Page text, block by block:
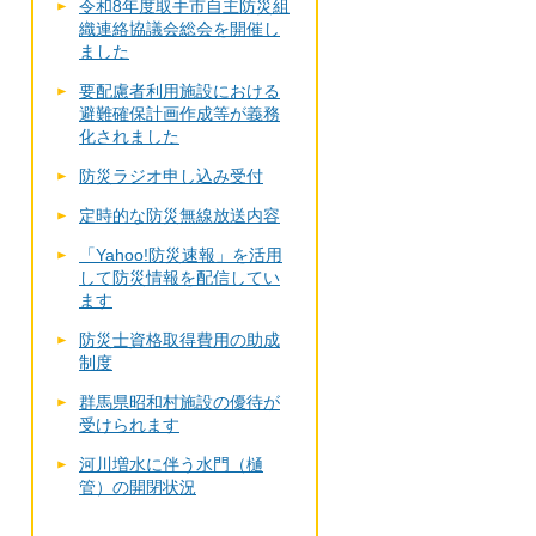
令和8年度取手市自主防災組
織連絡協議会総会を開催し
ました
要配慮者利用施設における
避難確保計画作成等が義務
化されました
防災ラジオ申し込み受付
定時的な防災無線放送内容
「Yahoo!防災速報」を活用
して防災情報を配信してい
ます
防災士資格取得費用の助成
制度
群馬県昭和村施設の優待が
受けられます
河川増水に伴う水門（樋
管）の開閉状況